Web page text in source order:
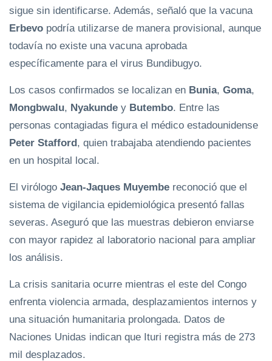
sigue sin identificarse. Además, señaló que la vacuna
Erbevo podría utilizarse de manera provisional, aunque
todavía no existe una vacuna aprobada
específicamente para el virus Bundibugyo.
Los casos confirmados se localizan en Bunia, Goma,
Mongbwalu, Nyakunde y Butembo. Entre las
personas contagiadas figura el médico estadounidense
Peter Stafford , quien trabajaba atendiendo pacientes
en un hospital local.
El virólogo Jean-Jaques Muyembe reconoció que el
sistema de vigilancia epidemiológica presentó fallas
severas. Aseguró que las muestras debieron enviarse
con mayor rapidez al laboratorio nacional para ampliar
los análisis.
La crisis sanitaria ocurre mientras el este del Congo
enfrenta violencia armada, desplazamientos internos y
una situación humanitaria prolongada. Datos de
Naciones Unidas indican que Ituri registra más de 273
mil desplazados.